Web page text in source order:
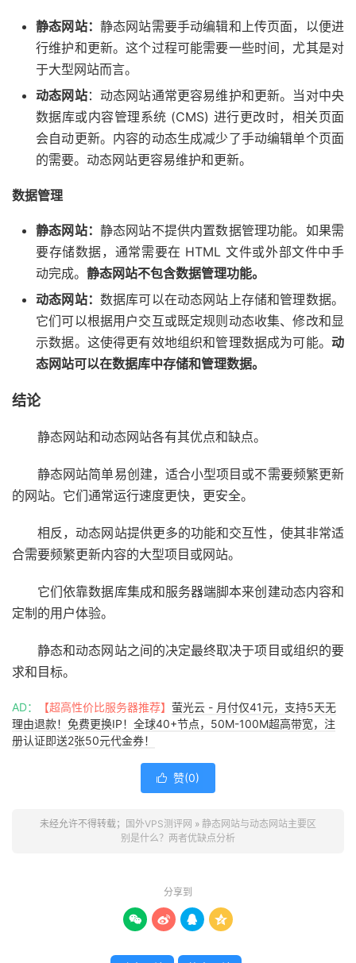
静态网站： 静态网站需要手动编辑和上传页面，以便进
行维护和更新。这个过程可能需要一些时间，尤其是对
于大型网站而言。
动态网站：动态网站通常更容易维护和更新。当对中央
数据库或内容管理系统 (CMS) 进行更改时，相关页面
会自动更新。内容的动态生成减少了手动编辑单个页面
的需要。动态网站更容易维护和更新。
数据管理
静态网站： 静态网站不提供内置数据管理功能。如果需
要存储数据，通常需要在 HTML 文件或外部文件中手
动完成。 静态网站不包含数据管理功能。
动态网站： 数据库可以在动态网站上存储和管理数据。
它们可以根据用户交互或既定规则动态收集、修改和显
示数据。这使得更有效地组织和管理数据成为可能。 动
态网站可以在数据库中存储和管理数据。
结论
静态网站和动态网站各有其优点和缺点。
静态网站简单易创建，适合小型项目或不需要频繁更新
的网站。它们通常运行速度更快，更安全。
相反，动态网站提供更多的功能和交互性，使其非常适
合需要频繁更新内容的大型项目或网站。
它们依靠数据库集成和服务器端脚本来创建动态内容和
定制的用户体验。
静态和动态网站之间的决定最终取决于项目或组织的要
求和目标。
AD： 【超高性价比服务器推荐】 萤光云 - 月付仅41元，支持5天无
理由退款！免费更换IP！全球40+节点，50M-100M超高带宽，注
册认证即送2张50元代金券！
 赞(0)
未经允许不得转载； 国外VPS测评网 » 静态网站与动态网站主要区
别是什么？两者优缺点分析
分享到
   